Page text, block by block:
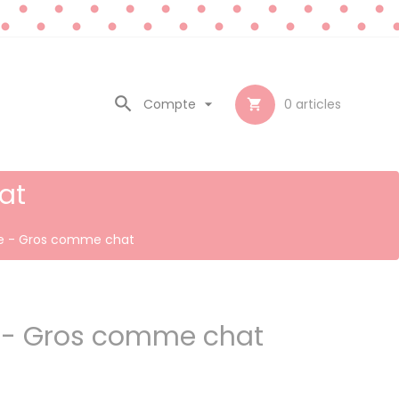
 0 articles
Compte 

- Gros comme chat
Gros comme chat